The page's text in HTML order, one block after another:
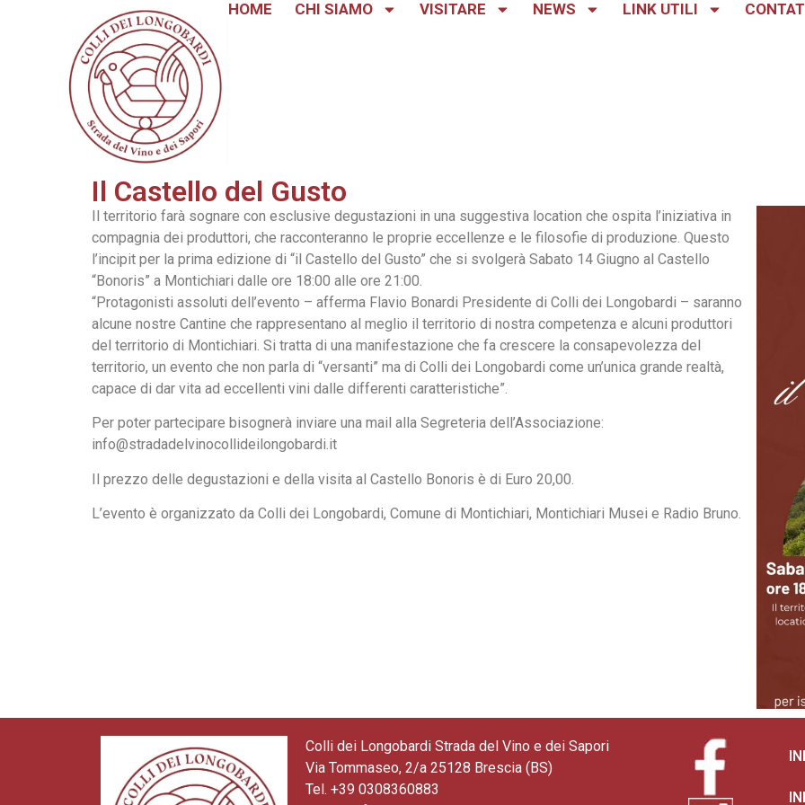
HOME CHI SIAMO VISITARE NEWS LINK UTILI
Il Castello del Gusto
Il territorio farà sognare con esclusive degustazioni in una suggestiva location che ospita l’iniziativa in
compagnia dei produttori, che racconteranno le proprie eccellenze e le filosofie di produzione. Questo
l’incipit per la prima edizione di “il Castello del Gusto” che si svolgerà Sabato 14 Giugno al Castello
“Bonoris” a Montichiari dalle ore 18:00 alle ore 21:00.
“Protagonisti assoluti dell’evento – afferma Flavio Bonardi Presidente di Colli dei Longobardi – saranno
alcune nostre Cantine che rappresentano al meglio il territorio di nostra competenza e alcuni produttori
del territorio di Montichiari. Si tratta di una manifestazione che fa crescere la consapevolezza del
territorio, un evento che non parla di “versanti” ma di Colli dei Longobardi come un’unica grande realtà,
capace di dar vita ad eccellenti vini dalle differenti caratteristiche”.
Per poter partecipare bisognerà inviare una mail alla Segreteria dell’Associazione:
info@stradadelvinocollideilongobardi.it
Il prezzo delle degustazioni e della visita al Castello Bonoris è di Euro 20,00.
L’evento è organizzato da Colli dei Longobardi, Comune di Montichiari, Montichiari Musei e Radio Bruno.
Colli dei Longobardi Strada del Vino e dei Sapori
Via Tommaseo, 2/a 25128 Brescia (BS)
Tel. +39 0308360883